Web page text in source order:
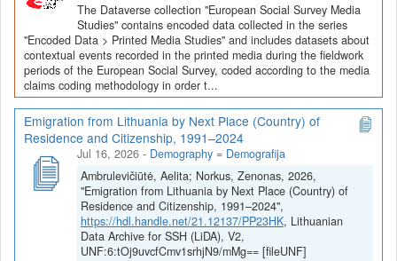
The Dataverse collection "European Social Survey Media
Studies" contains encoded data collected in the series
"Encoded Data > Printed Media Studies" and includes datasets about
contextual events recorded in the printed media during the fieldwork
periods of the European Social Survey, coded according to the media
claims coding methodology in order t...
Emigration from Lithuania by Next Place (Country) of
Residence and Citizenship, 1991–2024
Jul 16, 2026 - Demography = Demografija
Ambrulevičiūtė, Aelita; Norkus, Zenonas, 2026,
"Emigration from Lithuania by Next Place (Country) of
Residence and Citizenship, 1991–2024",
https://hdl.handle.net/21.12137/PP23HK, Lithuanian
Data Archive for SSH (LiDA), V2,
UNF:6:tOj9uvcfCmv1srhjN9/mMg== [fileUNF]